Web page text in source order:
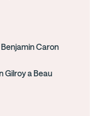
Caron
Gilroy a Beau